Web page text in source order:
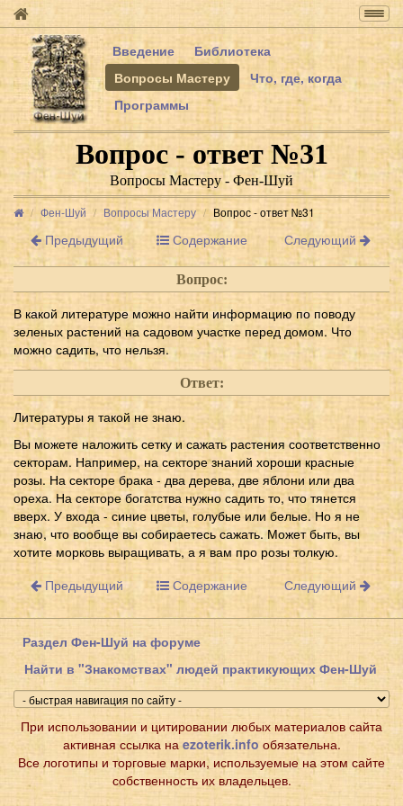
Введение
Библиотека
Вопросы Мастеру
Что, где, когда
Программы
Вопрос - ответ №31
Вопросы Мастеру - Фен-Шуй
Фен-Шуй Вопросы Мастеру Вопрос - ответ №31
Предыдущий Содержание Следующий
Вопрос:
В какой литературе можно найти информацию по поводу
зеленых растений на садовом участке перед домом. Что
можно садить, что нельзя.
Ответ:
Литературы я такой не знаю.
Вы можете наложить сетку и сажать растения соответственно
секторам. Например, на секторе знаний хороши красные
розы. На секторе брака - два дерева, две яблони или два
ореха. На секторе богатства нужно садить то, что тянется
вверх. У входа - синие цветы, голубые или белые. Но я не
знаю, что вообще вы собираетесь сажать. Может быть, вы
хотите морковь выращивать, а я вам про розы толкую.
Предыдущий
Содержание Следующий
Раздел Фен-Шуй на форуме
Найти в "Знакомствах" людей практикующих Фен-Шуй
При использовании и цитировании любых материалов сайта
активная ссылка наezoterik.info обязательна.
Все логотипы и торговые марки, используемые на этом сайте
собственность их владельцев.